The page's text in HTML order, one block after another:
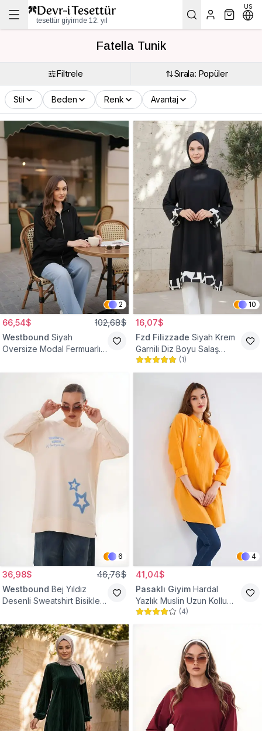
tesettür giyimde 12. yıl
US
Fatella Tunik
Filtrele Sırala: Popüler
Stil Beden Renk Avantaj
2
66,54$ 102,68$
Westbound Siyah
Oversize Modal Fermuarlı
10
16,07$
Fzd Filizzade Siyah Krem
Garnili Diz Boyu Salaş
Tunik
(1)
6
36,98$ 46,76$
Westbound Bej Yıldız
Desenli Sweatshirt Bisiklet
4
41,04$
Pasaklı Giyim Hardal
Yazlık Muslin Uzun Kollu
Hakim Yaka Cepli Tesettür
(4)